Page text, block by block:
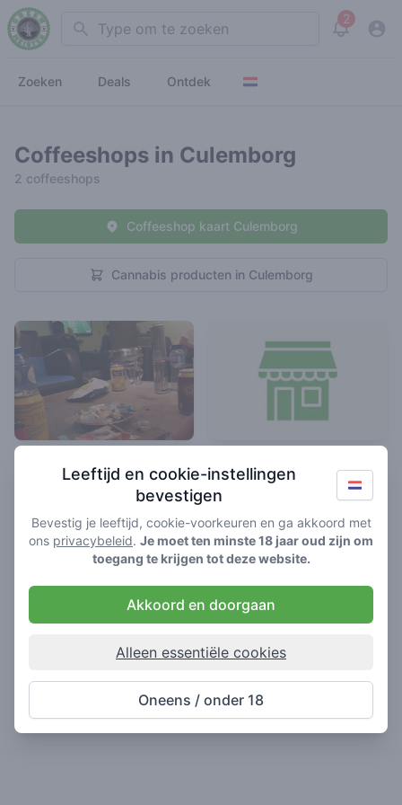
Search 2
View
Zoeken Deals Ontdek
Coffeeshops in Culemborg
2 coffeeshops
Cannabis producten in Culemborg
Coffeeshop kaart Culemborg
Catweazle
Coffeeshop in Culemborg
Jupiter
Coffeeshop in Culemborg
Leeftijd en cookie-instellingen
bevestigen
Bevestig je leeftijd, cookie-voorkeuren en ga akkoord met
ons privacybeleid. Je moet ten minste 18 jaar oud zijn om
toegang te krijgen tot deze website.
Akkoord en doorgaan
Alleen essentiële cookies
Oneens / onder 18